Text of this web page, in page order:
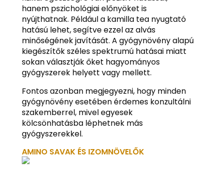
hanem pszichológiai előnyöket is
nyújthatnak. Például a kamilla tea nyugtató
hatású lehet, segítve ezzel az alvás
minőségének javítását. A gyógynövény alapú
kiegészítők széles spektrumú hatásai miatt
sokan választják őket hagyományos
gyógyszerek helyett vagy mellett.
Fontos azonban megjegyezni, hogy minden
gyógynövény esetében érdemes konzultálni
szakemberrel, mivel egyesek
kölcsönhatásba léphetnek más
gyógyszerekkel.
AMINO SAVAK ÉS IZOMNÖVELŐK